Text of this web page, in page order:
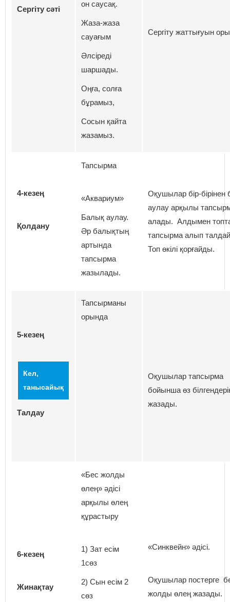
Сергіту сәті
он саусақ.
Жаза-жаза
сауағым
Әлсіреді
шаршады.
Оңға, солға
бұрамыз,
Сосын қайта
жазамыз.
Сергіту жаттығуын
4-кезең
Қолдану
Тапсырма
«Аквариум»
Балық аулау.
Әр балықтың
артында
тапсырма
жазылады.
Оқушылар бір-бірінен
аулау арқылы
алады. Алдымен
тапсырма алып
Топ өкілі қорғайды.
5-кезең
Кел,
танысайық
Талдау
Тапсырманы
орында
Оқушылар тапсырма
бойынша өз
жазады.
6-кезең
Жинақтау
«Бес жолды
өлең» әдісі
арқылы өлең
құрастыру
1) Зат есім
1сөз
2) Сын есім 2
сөз
«Синквейн» әдісі.
Оқушылар постерге
жолды өлең жазады.